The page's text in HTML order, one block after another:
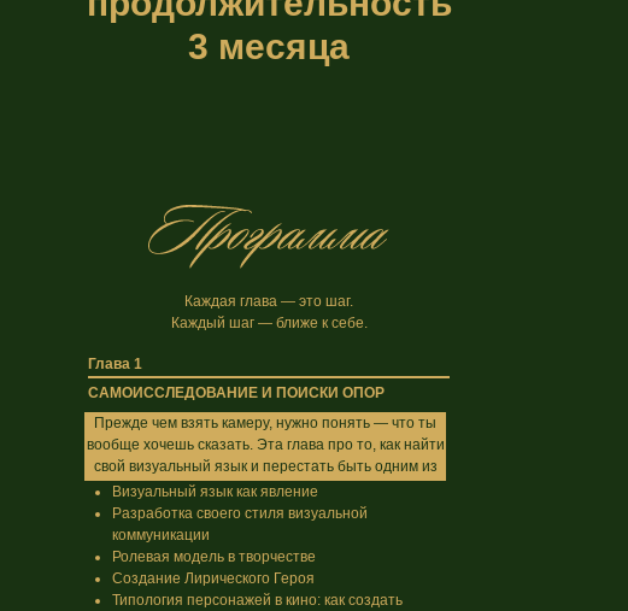
3 месяца
Каждая глава — это шаг.
Каждый шаг — ближе к себе.
Прежде чем взять камеру, нужно понять — что ты
вообще хочешь сказать. Эта глава про то, как найти
свой визуальный язык и перестать быть одним из
тысячи.
Глава 1
Визуальный язык как явление
Разработка своего стиля визуальной
коммуникации
Ролевая модель в творчестве
Создание Лирического Героя
Типология персонажей в кино: как создать
САМОИССЛЕДОВАНИЕ И ПОИСКИ ОПОР